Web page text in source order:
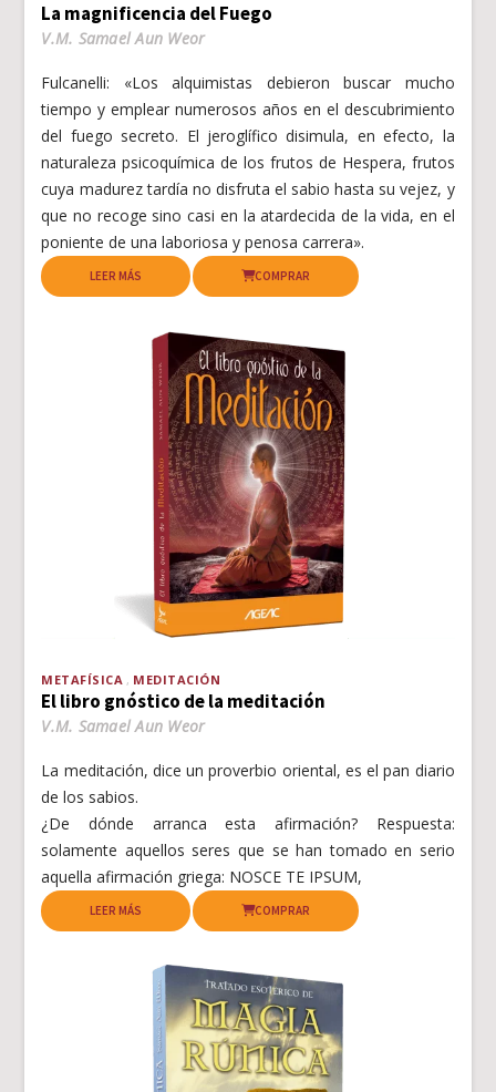
La magnificencia del Fuego
V.M. Samael Aun Weor
Fulcanelli: «Los alquimistas debieron buscar mucho
tiempo y emplear numerosos años en el descubrimiento
del fuego secreto. El jeroglífico disimula, en efecto, la
naturaleza psicoquímica de los frutos de Hespera, frutos
cuya madurez tardía no disfruta el sabio hasta su vejez, y
que no recoge sino casi en la atardecida de la vida, en el
poniente de una laboriosa y penosa carrera».
LEER MÁS COMPRAR
METAFÍSICA MEDITACIÓN
El libro gnóstico de la meditación
V.M. Samael Aun Weor
La meditación, dice un proverbio oriental, es el pan diario
de los sabios.
¿De dónde arranca esta afirmación? Respuesta:
solamente aquellos seres que se han tomado en serio
aquella afirmación griega: NOSCE TE IPSUM,
LEER MÁS COMPRAR